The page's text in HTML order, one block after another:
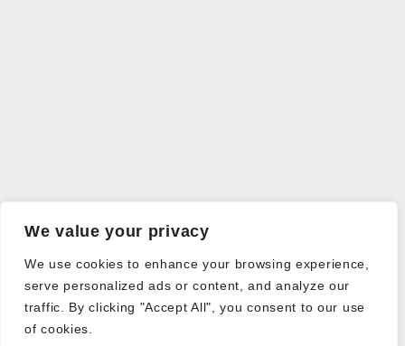
We value your privacy
We use cookies to enhance your browsing experience,
serve personalized ads or content, and analyze our
traffic. By clicking "Accept All", you consent to our use
of cookies.